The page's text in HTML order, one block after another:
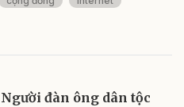
Người đàn ông dân tộc